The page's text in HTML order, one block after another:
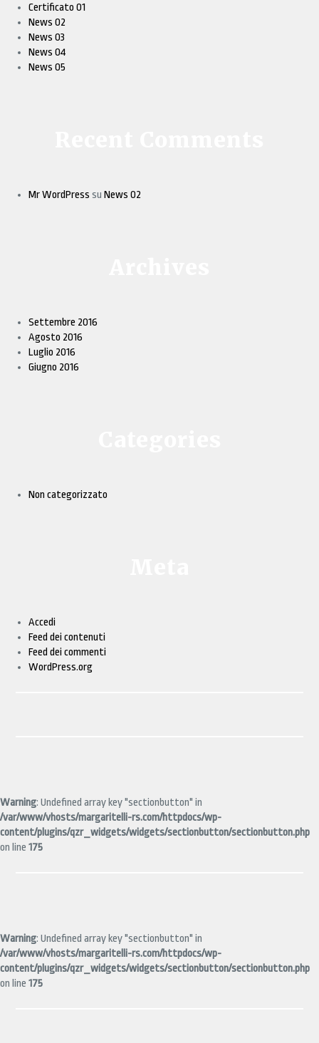
Certificato 01
News 02
News 03
News 04
News 05
Mr WordPress su News 02
Settembre 2016
Agosto 2016
Luglio 2016
Giugno 2016
Non categorizzato
Accedi
Feed dei contenuti
Feed dei commenti
WordPress.org
Warning: Undefined array key "sectionbutton" in
/var/www/vhosts/margaritelli-rs.com/httpdocs/wp-
content/plugins/qzr_widgets/widgets/sectionbutton/sectionbutton.php
on line 175
Warning: Undefined array key "sectionbutton" in
/var/www/vhosts/margaritelli-rs.com/httpdocs/wp-
content/plugins/qzr_widgets/widgets/sectionbutton/sectionbutton.php
on line 175